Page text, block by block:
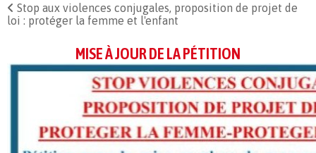
Stop aux violences conjugales, proposition de projet de
loi : protéger la femme et l'enfant
MISE À JOUR DE LA PÉTITION